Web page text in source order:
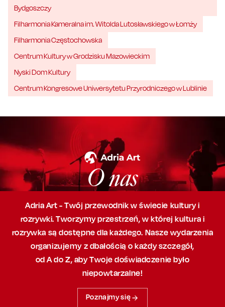
Bydgoszczy
Filharmonia Kameralna im. Witolda Lutosławskiego w Łomży
Filharmonia Częstochowska
Centrum Kultury w Grodzisku Mazowieckim
Nyski Dom Kultury
Centrum Kongresowe Uniwersytetu Przyrodniczego w Lublinie
O nas
Adria Art - Twój przewodnik w świecie kultury i
rozrywki. Tworzymy przestrzeń,w której kultura i
rozrywka są dostępne dla każdego. Nasze wydarzenia
organizujemy z dbałością o każdy szczegół,
od A do Z, abyTwoje doświadczenie było
niepowtarzalne!
Poznajmy się